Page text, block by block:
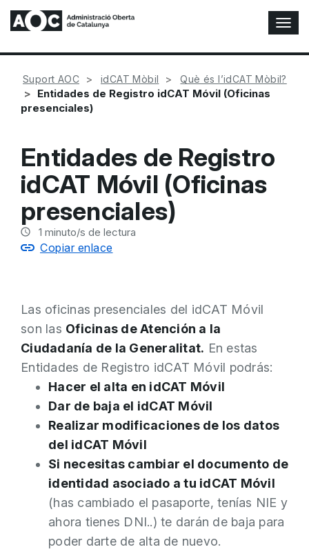
A
l
t
r
Suport AOC idCAT Mòbil Què és l’idCAT Mòbil?
Entidades de Registro idCAT Móvil (Oficinas
presenciales)
Entidades de Registro
idCAT Móvil (Oficinas
presenciales)
1 minuto/s de lectura
Copiar enlace
Las oficinas presenciales del idCAT Móvil
son las Oficinas de Atención a la
Ciudadanía de la Generalitat. En estas
Entidades de Registro idCAT Móvil podrás:
Hacer el alta en idCAT Móvil
Dar de baja el idCAT Móvil
Realizar modificaciones de los datos
del idCAT Móvil
Si necesitas cambiar el documento de
identidad asociado a tu idCAT Móvil
(has cambiado el pasaporte, tenías NIE y
ahora tienes DNI..) te darán de baja para
poder darte de alta de nuevo.